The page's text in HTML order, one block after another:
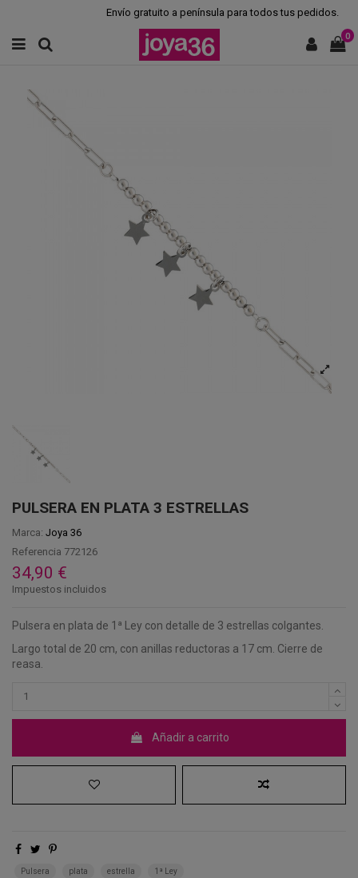
Envío gratuito a península para todos tus pedidos.
0
PULSERA EN PLATA 3 ESTRELLAS
Marca: Joya 36
Referencia 772126
34,90 €
Impuestos incluidos
Pulsera en plata de 1ª Ley con detalle de 3 estrellas colgantes.
Largo total de 20 cm, con anillas reductoras a 17 cm. Cierre de
reasa.
Añadir a carrito
Pulsera plata estrella 1ª Ley